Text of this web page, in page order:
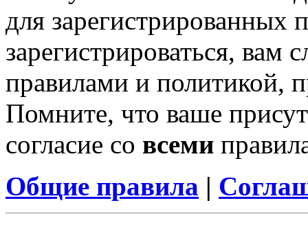
для зарегистрированных
зарегистрироваться, вам
правилами и политикой,
Помните, что ваше
согласие со всеми
Общие правила |